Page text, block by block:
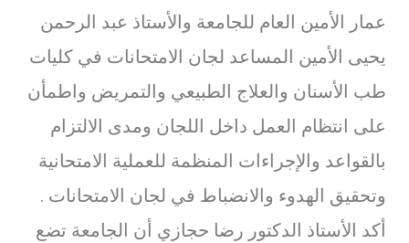
عمار الأمين العام للجامعة والأستاذ عبد الرحمن
يحيى الأمين المساعد لجان الامتحانات في كليات
طب الأسنان والعلاج الطبيعي والتمريض واطمأن
على انتظام العمل داخل اللجان ومدى الالتزام
بالقواعد والإجراءات المنظمة للعملية الامتحانية
وتحقيق الهدوء والانضباط في لجان الامتحانات .
أكد الأستاذ الدكتور رضا حجازي أن الجامعة تضع